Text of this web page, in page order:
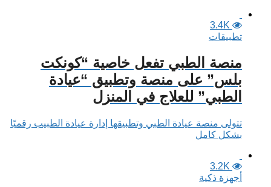
3.4K
تطبيقات
منصة الطبي تفعل خاصية “كونكت
بلس” على منصة وتطبيق “عيادة
الطبي” للعلاج في المنزل
تتولى منصة عيادة الطبي وتطبيقها إدارة عيادة الطبيب رقميًا
بشكل كامل
3.2K
أجهزة ذكية